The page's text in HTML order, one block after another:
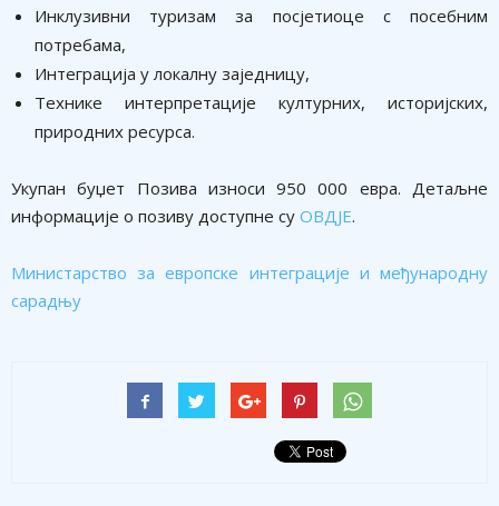
Инклузивни туризам за посјетиоце с посебним
потребама,
Интеграција у локалну заједницу,
Технике интерпретације културних, историјских,
природних ресурса.
Укупан буџет Позива износи 950 000 евра. Детаљне
информације о позиву доступне су ОВДЈЕ.
Министарство за европске интеграције и међународну
сарадњу